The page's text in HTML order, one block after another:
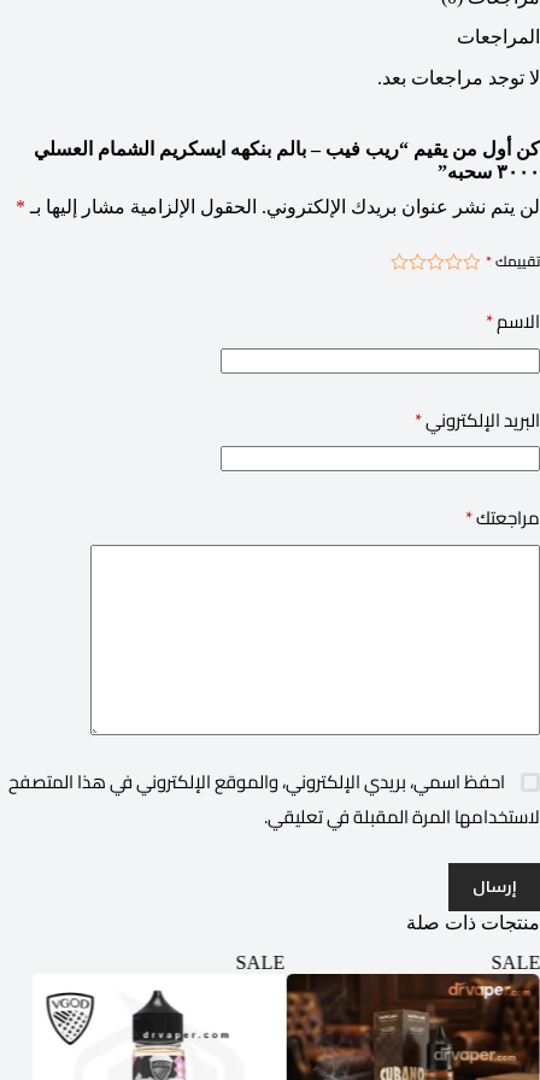
المراجعات
لا توجد مراجعات بعد.
كن أول من يقيم “ريب فيب – بالم بنكهه ايسكريم الشمام العسلي
٣٠٠٠ سحبه”
لن يتم نشر عنوان بريدك الإلكتروني. الحقول الإلزامية مشار إليها بـ *
تقييمك*
الاسم*
البريد الإلكتروني*
مراجعتك*
احفظ اسمي، بريدي الإلكتروني، والموقع الإلكتروني في هذا المتصفح
لاستخدامها المرة المقبلة في تعليقي.
إرسال
منتجات ذات صلة
SALE
SALE